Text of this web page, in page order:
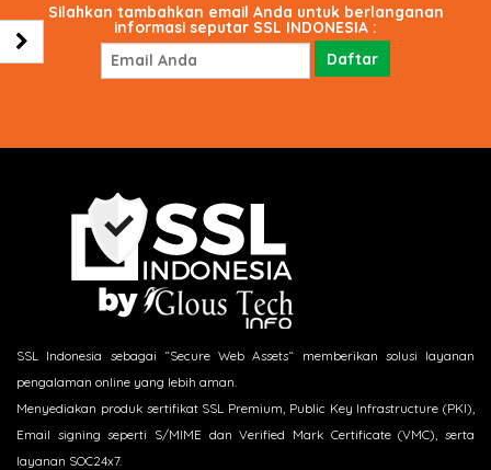
Silahkan tambahkan email Anda untuk berlanganan
informasi seputar SSL INDONESIA :
SSL Indonesia sebagai “Secure Web Assets“ memberikan solusi layanan
pengalaman online yang lebih aman.
Menyediakan produk sertifikat SSL Premium, Public Key Infrastructure (PKI),
Email signing seperti S/MIME dan Verified Mark Certificate (VMC), serta
layanan SOC24x7.